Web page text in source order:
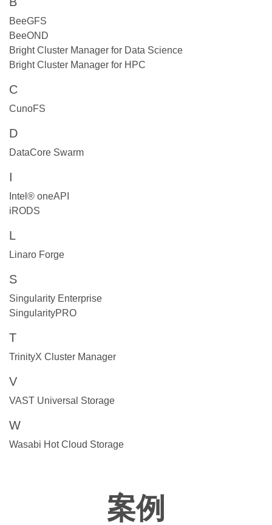
BeeGFS
BeeOND
Bright Cluster Manager for Data Science
Bright Cluster Manager for HPC
C
CunoFS
D
DataCore Swarm
I
Intel® oneAPI
iRODS
L
Linaro Forge
S
Singularity Enterprise
SingularityPRO
T
TrinityX Cluster Manager
V
VAST Universal Storage
W
Wasabi Hot Cloud Storage
案例